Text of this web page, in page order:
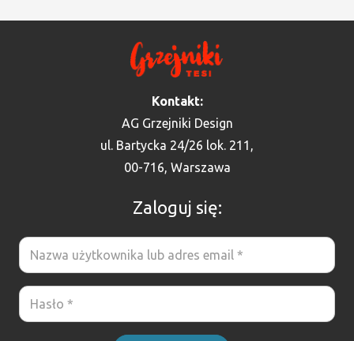
Kontakt:
AG Grzejniki Design
ul. Bartycka 24/26 lok. 211,
00-716, Warszawa
Zaloguj się: